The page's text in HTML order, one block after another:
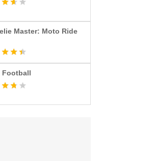
Master: Moto Ride
Football